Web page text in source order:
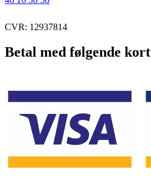
CVR: 12937814
Betal med følgende kort